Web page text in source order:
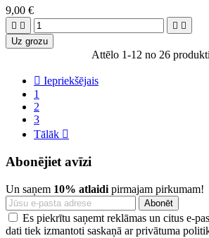
9,00 €
   
Uz grozu
Attēlo 1-12 no 26
 Iepriekšējais
1
2
3
Tālāk 
Abonējiet avīzi
Un saņem 10% atlaidi pirmajam pirkumam!
Es piekrītu saņemt reklāmas un citus e-
dati tiek izmantoti saskaņā ar privātuma